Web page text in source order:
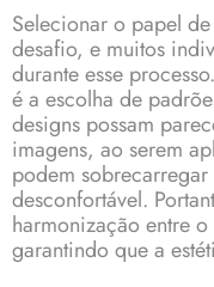
Selecionar o papel
desafio, e muitos
durante esse
é a escolha de
designs possam
imagens, ao serem
podem
desconfortável.
harmonização entre
garantindo que a